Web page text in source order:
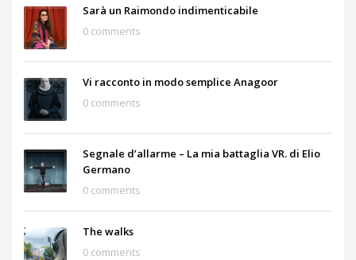
Sarà un Raimondo indimenticabile
0 comments
Vi racconto in modo semplice Anagoor
0 comments
Segnale d’allarme – La mia battaglia VR. di Elio
Germano
0 comments
The walks
0 comments